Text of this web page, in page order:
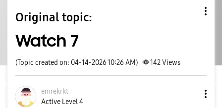
Original topic:
Watch 7
(Topic created on: 04-14-2026 10:26 AM) 142Views
emrekrkt
Active Level 4